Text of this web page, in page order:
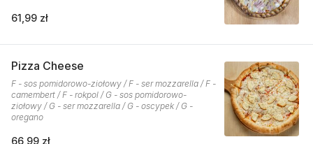
61,99 zł
Pizza Cheese
F - sos pomidorowo-ziołowy / F - ser mozzarella / F -
camembert / F - rokpol / G - sos pomidorowo-
ziołowy / G - ser mozzarella / G - oscypek / G -
oregano
66,99 zł